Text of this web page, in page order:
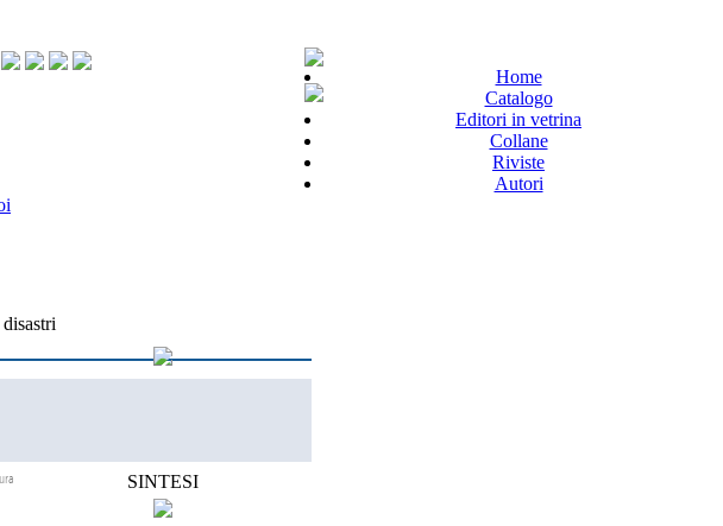
Home
Catalogo
Editori in vetrina
Collane
Riviste
Autori
SINTESI